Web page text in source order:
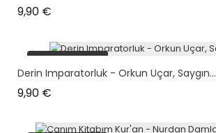
9,90 €
plus en stock
Derin Imparatorluk - Orkun Uçar, Saygın...
9,90 €